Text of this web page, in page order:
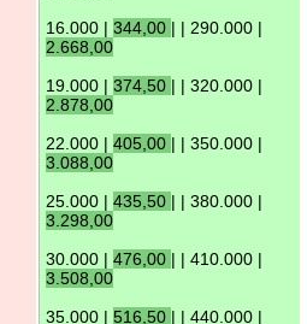
16.000 | 344,00 | | 290.000 |
2.668,00
19.000 | 374,50 | | 320.000 |
2.878,00
22.000 | 405,00 | | 350.000 |
3.088,00
25.000 | 435,50 | | 380.000 |
3.298,00
30.000 | 476,00 | | 410.000 |
3.508,00
35.000 | 516,50 | | 440.000 |